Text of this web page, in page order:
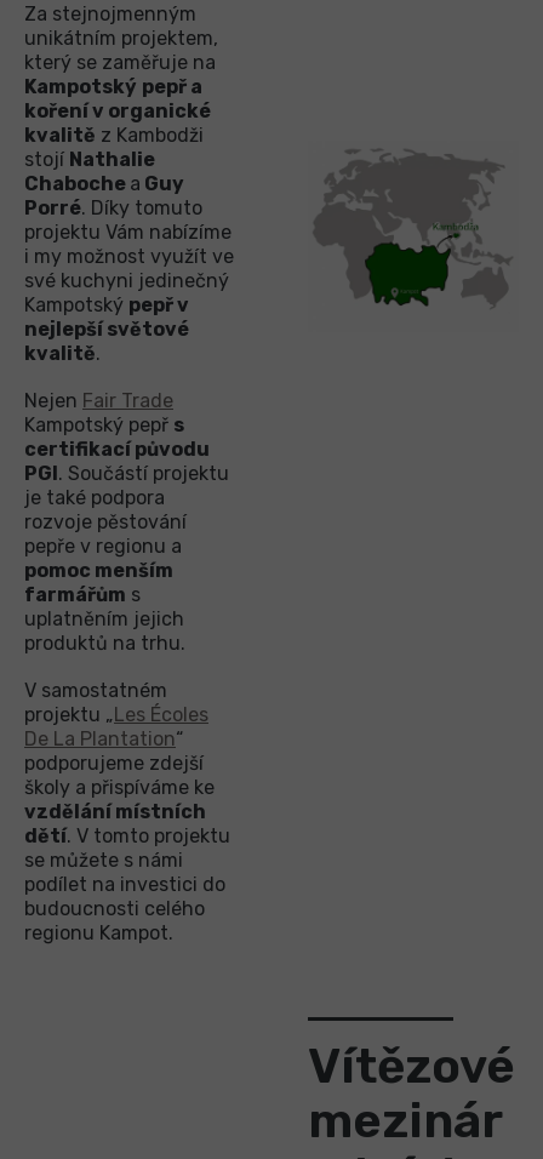
Za stejnojmenným
unikátním projektem,
který se zaměřuje na
Kampotský pepř a
koření v organické
kvalitě z Kambodži
stojí Nathalie
Chaboche a Guy
Porré. Díky tomuto
projektu Vám nabízíme
i my možnost využít ve
své kuchyni jedinečný
Kampotský pepř v
nejlepší světové
kvalitě.
Nejen Fair Trade
Kampotský pepř s
certifikací původu
PGI. Součástí projektu
je také podpora
rozvoje pěstování
pepře v regionu a
pomoc menším
farmářům s
uplatněním jejich
produktů na trhu.
V samostatném
projektu „Les Écoles
De La Plantation“
podporujeme zdejší
školy a přispíváme ke
vzdělání místních
dětí. V tomto projektu
se můžete s námi
podílet na investici do
budoucnosti celého
regionu Kampot.
Vítězové
mezinár